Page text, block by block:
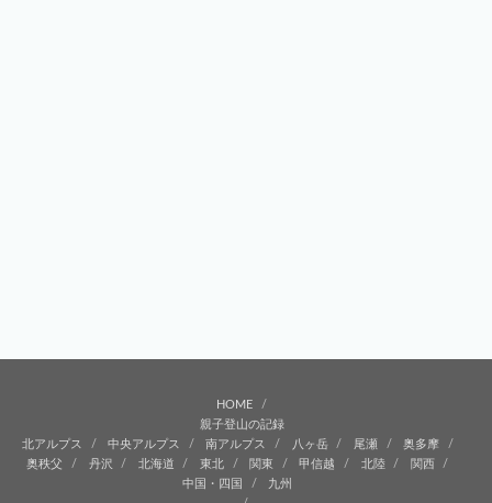
HOME
親子登山の記録
北アルプス
中央アルプス 南アルプス 八ヶ岳 尾瀬
奥多摩
奥秩父
丹沢 北海道 東北 関東 甲信越 北陸
関西
中国・四国
九州